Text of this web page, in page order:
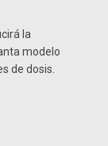
la
modelo
de dosis.